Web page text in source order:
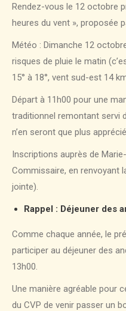
Rendez-vous le 12 octobre
heures du vent », proposée
Météo : Dimanche 12
risques de pluie le matin
15° à 18°, vent sud-est 14
Départ à 11h00 pour une
traditionnel remontant servi
n’en seront que plus
Inscriptions auprès de
Commissaire, en renvoyant
jointe).
Rappel : Déjeuner des
Comme chaque année, le
participer au déjeuner des
13h00.
Une manière agréable pour
du CVP de venir passer un